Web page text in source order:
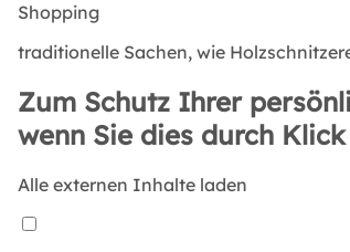
Shopping
traditionelle Sachen, wie
Zum Schutz Ihrer
wenn Sie dies durch
Alle externen Inhalte laden